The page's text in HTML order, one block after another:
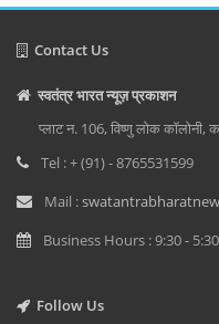
Contact Us
स्वतंत्र भारत न्यूज़ प्रकाशन
प्लाट न. 106, विष्णु लोक
Tel : + (91) - 8765531599
Mail :
Business Hours : 9:30 - 5:30
Follow Us